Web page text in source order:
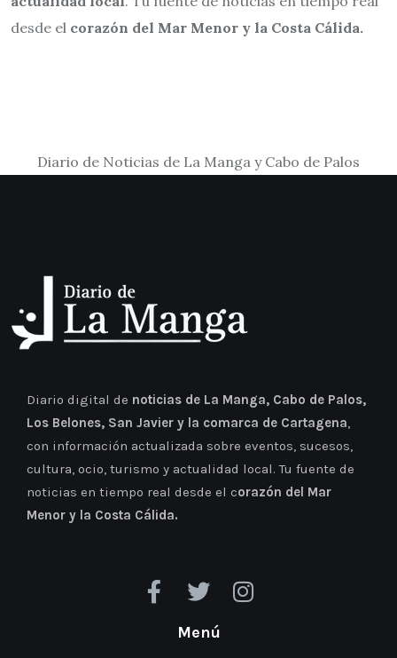
desde el corazón del Mar Menor y la Costa Cálida.
Diario de Noticias de La Manga y Cabo de Palos
Diario digital de noticias de La Manga, Cabo de Palos,
Los Belones, San Javier y la comarca de Cartagena,
con información actualizada sobre eventos, sucesos,
cultura, ocio, turismo y actualidad local. Tu fuente de
noticias en tiempo real desde el corazón del Mar
Menor y la Costa Cálida.
Menú